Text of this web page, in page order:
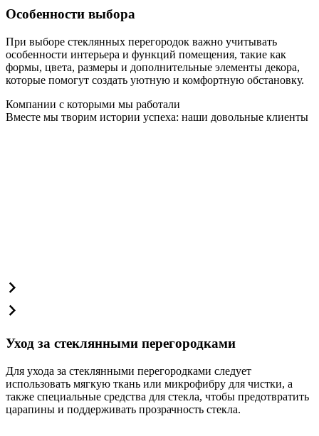
Особенности выбора
При выборе стеклянных перегородок важно учитывать
особенности интерьера и функций помещения, такие как
формы, цвета, размеры и дополнительные элементы декора,
которые помогут создать уютную и комфортную обстановку.
Компании с которыми мы работали
Вместе мы творим истории успеха: наши довольные клиенты
Уход за стеклянными перегородками
Для ухода за стеклянными перегородками следует
использовать мягкую ткань или микрофибру для чистки, а
также специальные средства для стекла, чтобы предотвратить
царапины и поддерживать прозрачность стекла.